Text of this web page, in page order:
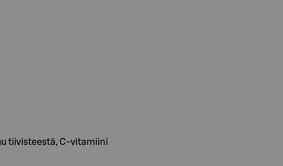
tiivisteestä, C-vitamiini